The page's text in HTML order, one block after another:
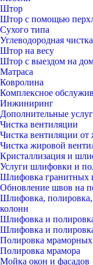
Штор
Штор с помощью
Сухого типа
Углеводородная
Штор на весу
Штор с выездом на
Матраса
Ковролина
Комплексное
Инжиниринг
Дополнительные
Чистка вентиляции
Чистка вентиляции от
Чистка жировой
Кристаллизация и
Услуги шлифовки и
Шлифовка гранитных
Обновление швов на
Шлифовка, полировка,
колонн
Шлифовка и
Шлифовка и
Полировка мраморных
Полировка мрамора
Мойка окон и фасадов